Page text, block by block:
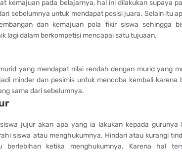
kemajuan pada belajarnya, hal ini dilakukan supaya
sebelumnya untuk mendapat posisi juara. Selain itu
dan kemajuan pola fikir siswa sehingga
lagi dalam berkompetisi mencapai satu tujuaan.
yang mendapat nilai rendah dengan murid yang
minder dan pesimis untuk mencoba kembali karena
sama dari sebelumnya.
jujur akan apa yang ia lakukan kepada gurunya
siswa atau menghukumnya. Hindari atau kurangi
ketika menghukumnya. Karena hal